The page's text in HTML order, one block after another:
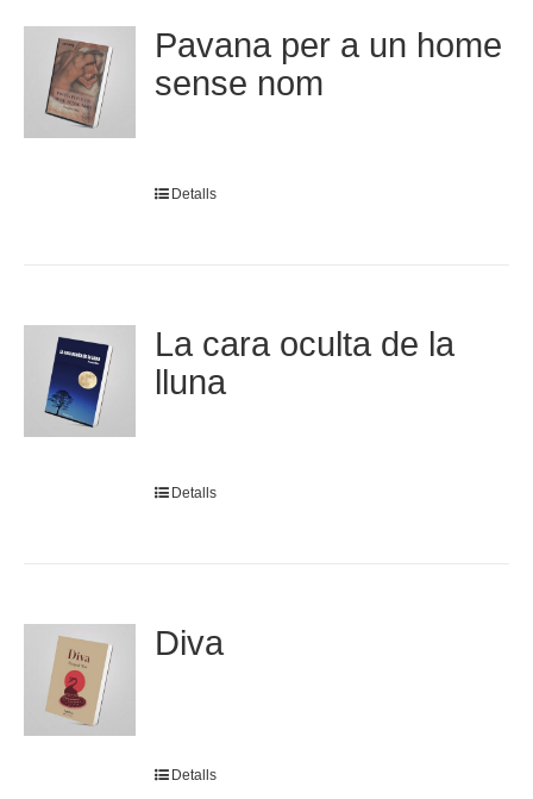
Pavana per a un home
sense nom
Detalls
La cara oculta de la
lluna
Detalls
Diva
Detalls